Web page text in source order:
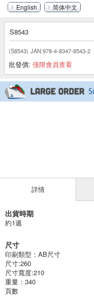
English 简体中文
S8543
(S8543) JAN:978-4-8347-8543-2
批發價: 僅限會員查看
詳情
出貨時期
約1週
尺寸
印刷類型：AB尺寸
尺寸:260
尺寸寬度:210
重量：340
頁數